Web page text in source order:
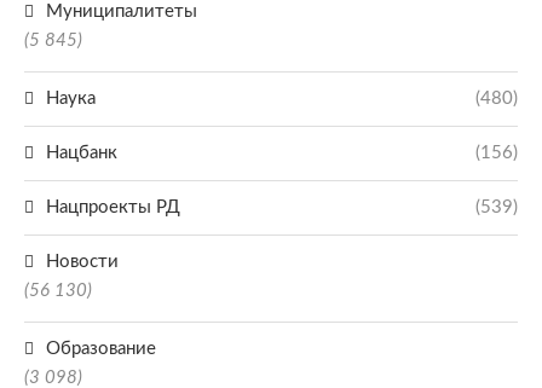
Муниципалитеты
(5 845)
Наука (480)
Нацбанк (156)
Нацпроекты РД (539)
Новости
(56 130)
Образование
(3 098)